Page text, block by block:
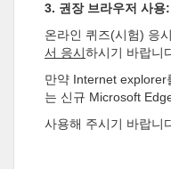
3. 권장 브라우저 사용:
온라인 퀴즈(시험) 응
서 응시하시기 바랍니
만약 Internet explorer
는 신규 Microsoft
사용해 주시기 바랍니